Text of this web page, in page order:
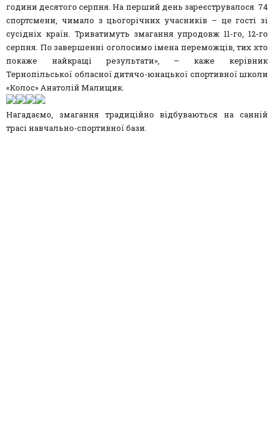
години десятого серпня. На перший день зареєструвалося 74
спортсмени, чимало з цьогорічних учасників – це гості зі
сусідніх країн. Триватимуть змагання упродовж 11-го, 12-го
серпня. По завершенні оголосимо імена переможців, тих хто
покаже найкращі результати», – каже керівник
Тернопільської обласної дитячо-юнацької спортивної школи
«Колос» Анатолій Малищик.
Нагадаємо, змагання традиційно відбуваються на санній
трасі навчально-спортивної бази.